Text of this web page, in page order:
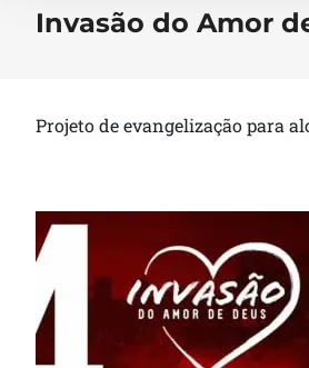
Invasão do Amor
Projeto de evangelização para
Invasão do Amor de
Trenamento 04